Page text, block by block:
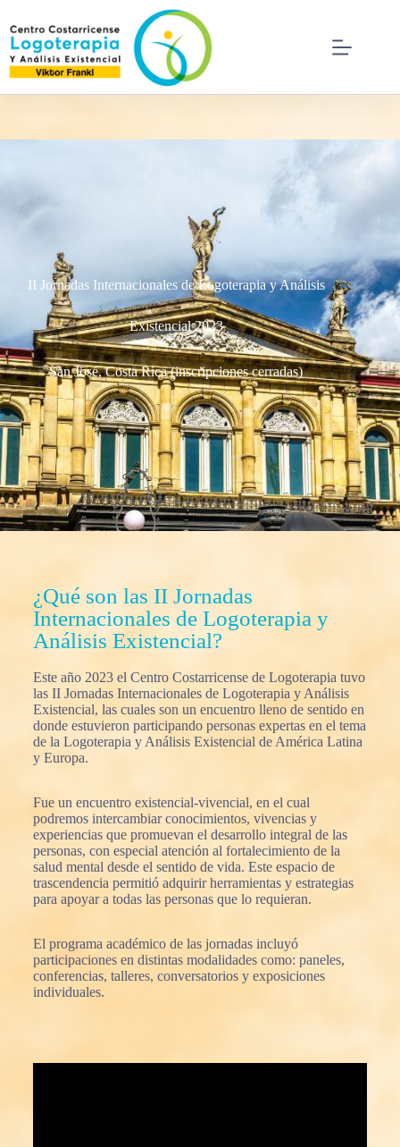
II Jornadas Internacionales de Logoterapia y Análisis
Existencial 2023
San José, Costa Rica (inscripciones cerradas)
¿Qué son las II Jornadas
Internacionales de Logoterapia y
Análisis Existencial?
Este año 2023 el Centro Costarricense de Logoterapia tuvo
las II Jornadas Internacionales de Logoterapia y Análisis
Existencial, las cuales son un encuentro lleno de sentido en
donde estuvieron participando personas expertas en el tema
de la Logoterapia y Análisis Existencial de América Latina
y Europa.
Fue un encuentro existencial-vivencial, en el cual
podremos intercambiar conocimientos, vivencias y
experiencias que promuevan el desarrollo integral de las
personas, con especial atención al fortalecimiento de la
salud mental desde el sentido de vida. Este espacio de
trascendencia permitió adquirir herramientas y estrategias
para apoyar a todas las personas que lo requieran.
El programa académico de las jornadas incluyó
participaciones en distintas modalidades como: paneles,
conferencias, talleres, conversatorios y exposiciones
individuales.